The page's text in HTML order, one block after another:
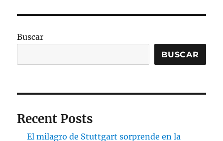
Buscar
BUSCAR
Recent Posts
El milagro de Stuttgart sorprende en la